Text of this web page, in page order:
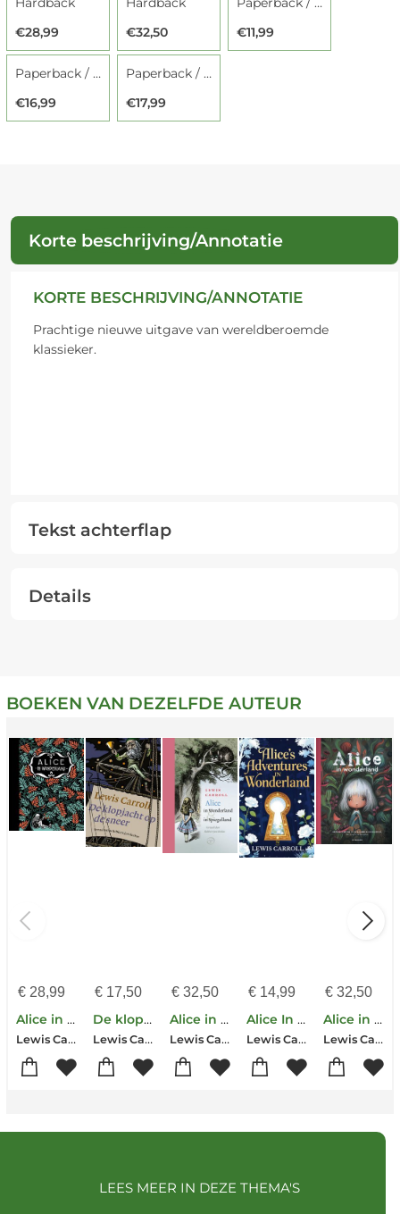
€28,99
€32,50
€11,99
Paperback / softback
€16,99
Paperback / softback
€17,99
Korte beschrijving/Annotatie
KORTE BESCHRIJVING/ANNOTATIE
Prachtige nieuwe uitgave van wereldberoemde
klassieker.
Tekst achterflap
Details
BOEKEN VAN DEZELFDE AUTEUR
€28,99
Alice in Wonderland
Lewis Carroll
€17,50
De klopjacht op de sneer
Lewis Carroll
€ 32,50
Alice in Wonderland & in Spiegelland
Lewis Carroll
€ 14,99
Alice In Wonderland
Lewis Carroll
€ 32,50
Alice in Wonderland
Lewis Carroll
LEES MEER IN DEZE THEMA'S